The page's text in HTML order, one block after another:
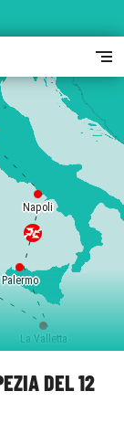
DEL 12
Napoli
Palermo
La Valletta
segment